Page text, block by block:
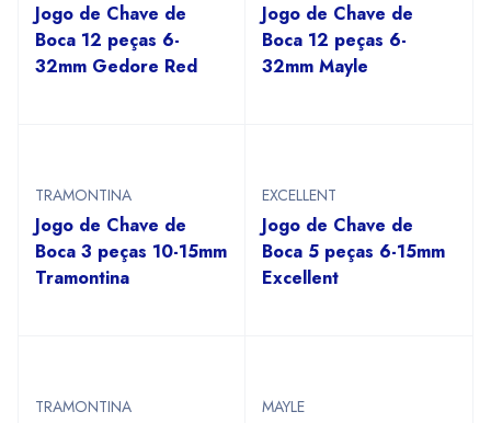
Jogo de Chave de
Boca 12 peças 6-
32mm Gedore Red
Jogo de Chave de
Boca 12 peças 6-
32mm Mayle
TRAMONTINA
Jogo de Chave de
Boca 3 peças 10-15mm
Tramontina
EXCELLENT
Jogo de Chave de
Boca 5 peças 6-15mm
Excellent
TRAMONTINA MAYLE